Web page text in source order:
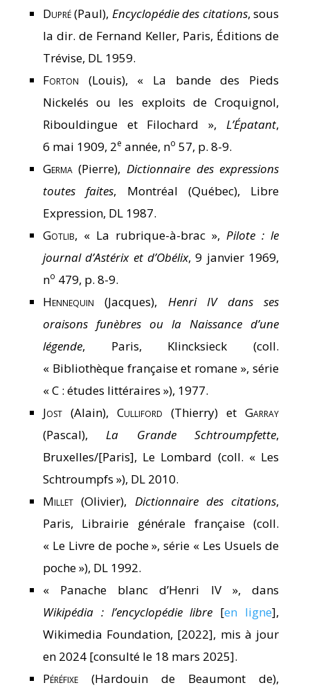
Dupré(Paul), Encyclopédie des citations, sous
la dir. de Fernand Keller, Paris, Éditions de
Trévise, DL 1959.
Forton (Louis), « La bande des Pieds
Nickelés ou les exploits de Croquignol,
Ribouldingue et Filochard »,L’Épatant,
6 mai 1909, 2e année, no 57, p. 8-9.
Germa(Pierre), Dictionnaire des expressions
toutes faites, Montréal (Québec), Libre
Expression, DL 1987.
Gotlib, « La rubrique-à-brac »,Pilote : le
journal d’Astérix et d’Obélix, 9 janvier 1969,
no 479, p. 8-9.
Hennequin (Jacques), Henri IV dans ses
oraisons funèbres ou la Naissance d’une
légende, Paris, Klincksieck (coll.
« Bibliothèque française et romane », série
« C : études littéraires »), 1977.
Jost(Alain), Culliford (Thierry) etGarray
(Pascal),La Grande Schtroumpfette,
Bruxelles/[Paris], Le Lombard (coll. « Les
Schtroumpfs »), DL 2010.
Millet(Olivier), Dictionnaire des citations,
Paris, Librairie générale française (coll.
« Le Livre de poche », série « Les Usuels de
poche »), DL 1992.
« Panache blanc d’Henri IV », dans
Wikipédia : l’encyclopédie libre [en ligne],
Wikimedia Foundation, [2022], mis à jour
en 2024 [consulté le 18 mars 2025].
Péréfixe(Hardouin de Beaumont de),